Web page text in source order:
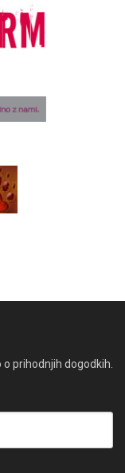
prihodnjih dogodkih.